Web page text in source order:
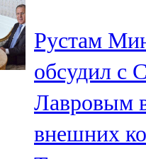
105,5 FM
Рустам
обсудил с
Лавровым
внешних